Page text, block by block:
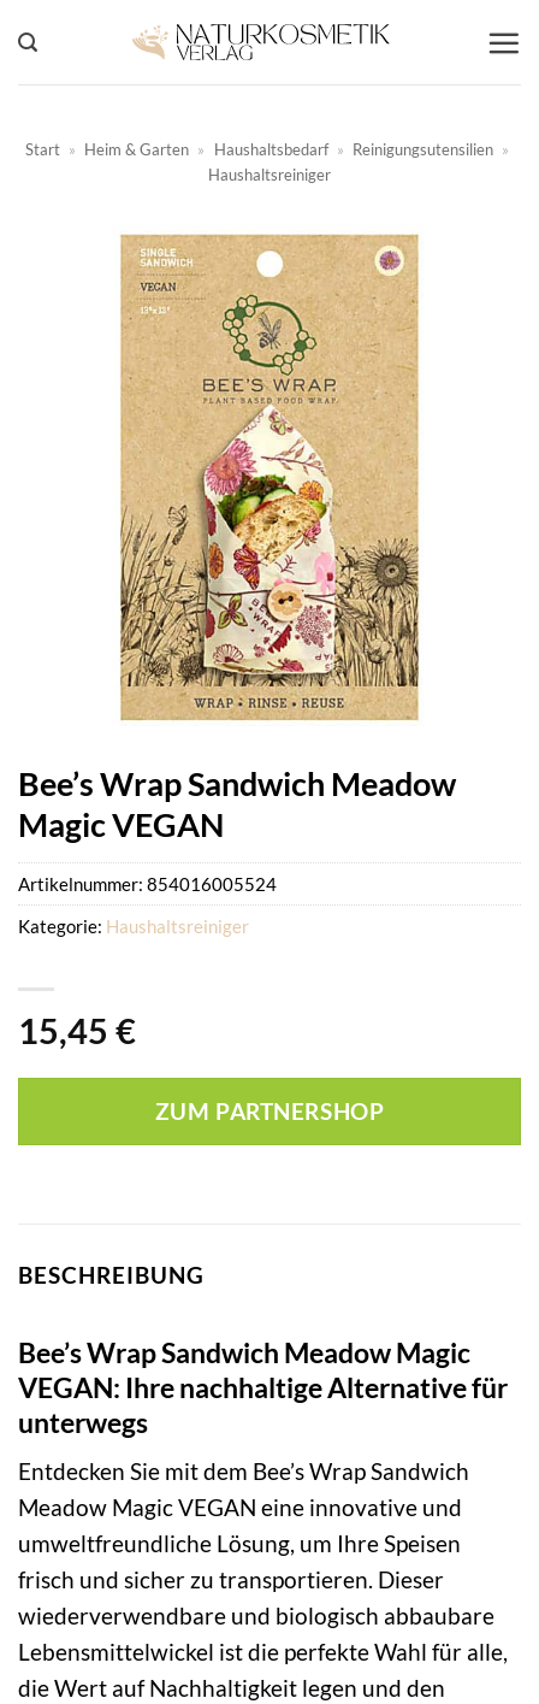
Inhalt
springen
Start » Heim & Garten » Haushaltsbedarf » Reinigungsutensilien »
Haushaltsreiniger
Bee’s Wrap Sandwich Meadow
Magic VEGAN
15,45 €
ZUM PARTNERSHOP
Artikelnummer: 854016005524
Kategorie: Haushaltsreiniger
BESCHREIBUNG
Bee’s Wrap Sandwich Meadow Magic
VEGAN: Ihre nachhaltige Alternative für
unterwegs
Entdecken Sie mit dem Bee’s Wrap Sandwich
Meadow Magic VEGAN eine innovative und
umweltfreundliche Lösung, um Ihre Speisen
frisch und sicher zu transportieren. Dieser
wiederverwendbare und biologisch abbaubare
Lebensmittelwickel ist die perfekte Wahl für alle,
die Wert auf Nachhaltigkeit legen und den